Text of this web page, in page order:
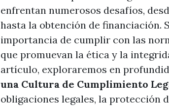
enfrentan numerosos desafíos,
hasta la obtención de financiación.
importancia de cumplir con las
que promuevan la ética y la
artículo, exploraremos en
una Cultura de Cumplimiento
obligaciones legales, la protección